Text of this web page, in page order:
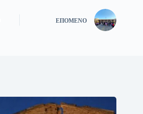
ΕΠΌΜΕΝΟ